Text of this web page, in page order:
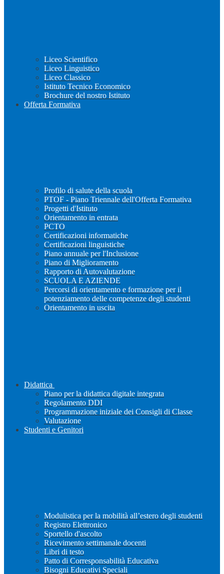
Liceo Scientifico
Liceo Linguistico
Liceo Classico
Istituto Tecnico Economico
Brochure del nostro Istituto
Offerta Formativa
Profilo di salute della scuola
PTOF - Piano Triennale dell'Offerta Formativa
Progetti d'Istituto
Orientamento in entrata
PCTO
Certificazioni informatiche
Certificazioni linguistiche
Piano annuale per l'Inclusione
Piano di Miglioramento
Rapporto di Autovalutazione
SCUOLA E AZIENDE
Percorsi di orientamento e formazione per il
potenziamento delle competenze degli studenti
Orientamento in uscita
Didattica
Piano per la didattica digitale integrata
Regolamento DDI
Programmazione iniziale dei Consigli di Classe
Valutazione
Studenti e Genitori
Modulistica per la mobilità all’estero degli studenti
Registro Elettronico
Sportello d'ascolto
Ricevimento settimanale docenti
Libri di testo
Patto di Corresponsabilità Educativa
Bisogni Educativi Speciali